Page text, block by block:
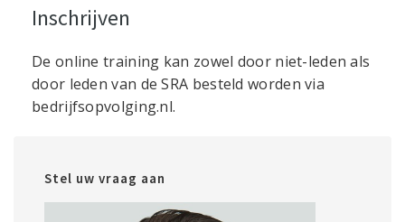
Inschrijven
De online training kan zowel door niet-leden als
door leden van de SRA besteld worden via
bedrijfsopvolging.nl.
Stel uw vraag aan